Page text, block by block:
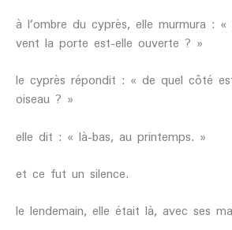
à l’ombre du cyprès, elle murmura :
vent la porte est-elle ouverte ? »
le cyprès répondit : « de quel côté
oiseau ? »
elle dit : « là-bas, au printemps. »
et ce fut un silence.
le lendemain, elle était là, avec ses